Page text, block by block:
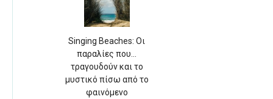
Singing Beaches: Οι
παραλίες που…
τραγουδούν και το
μυστικό πίσω από το
φαινόμενο